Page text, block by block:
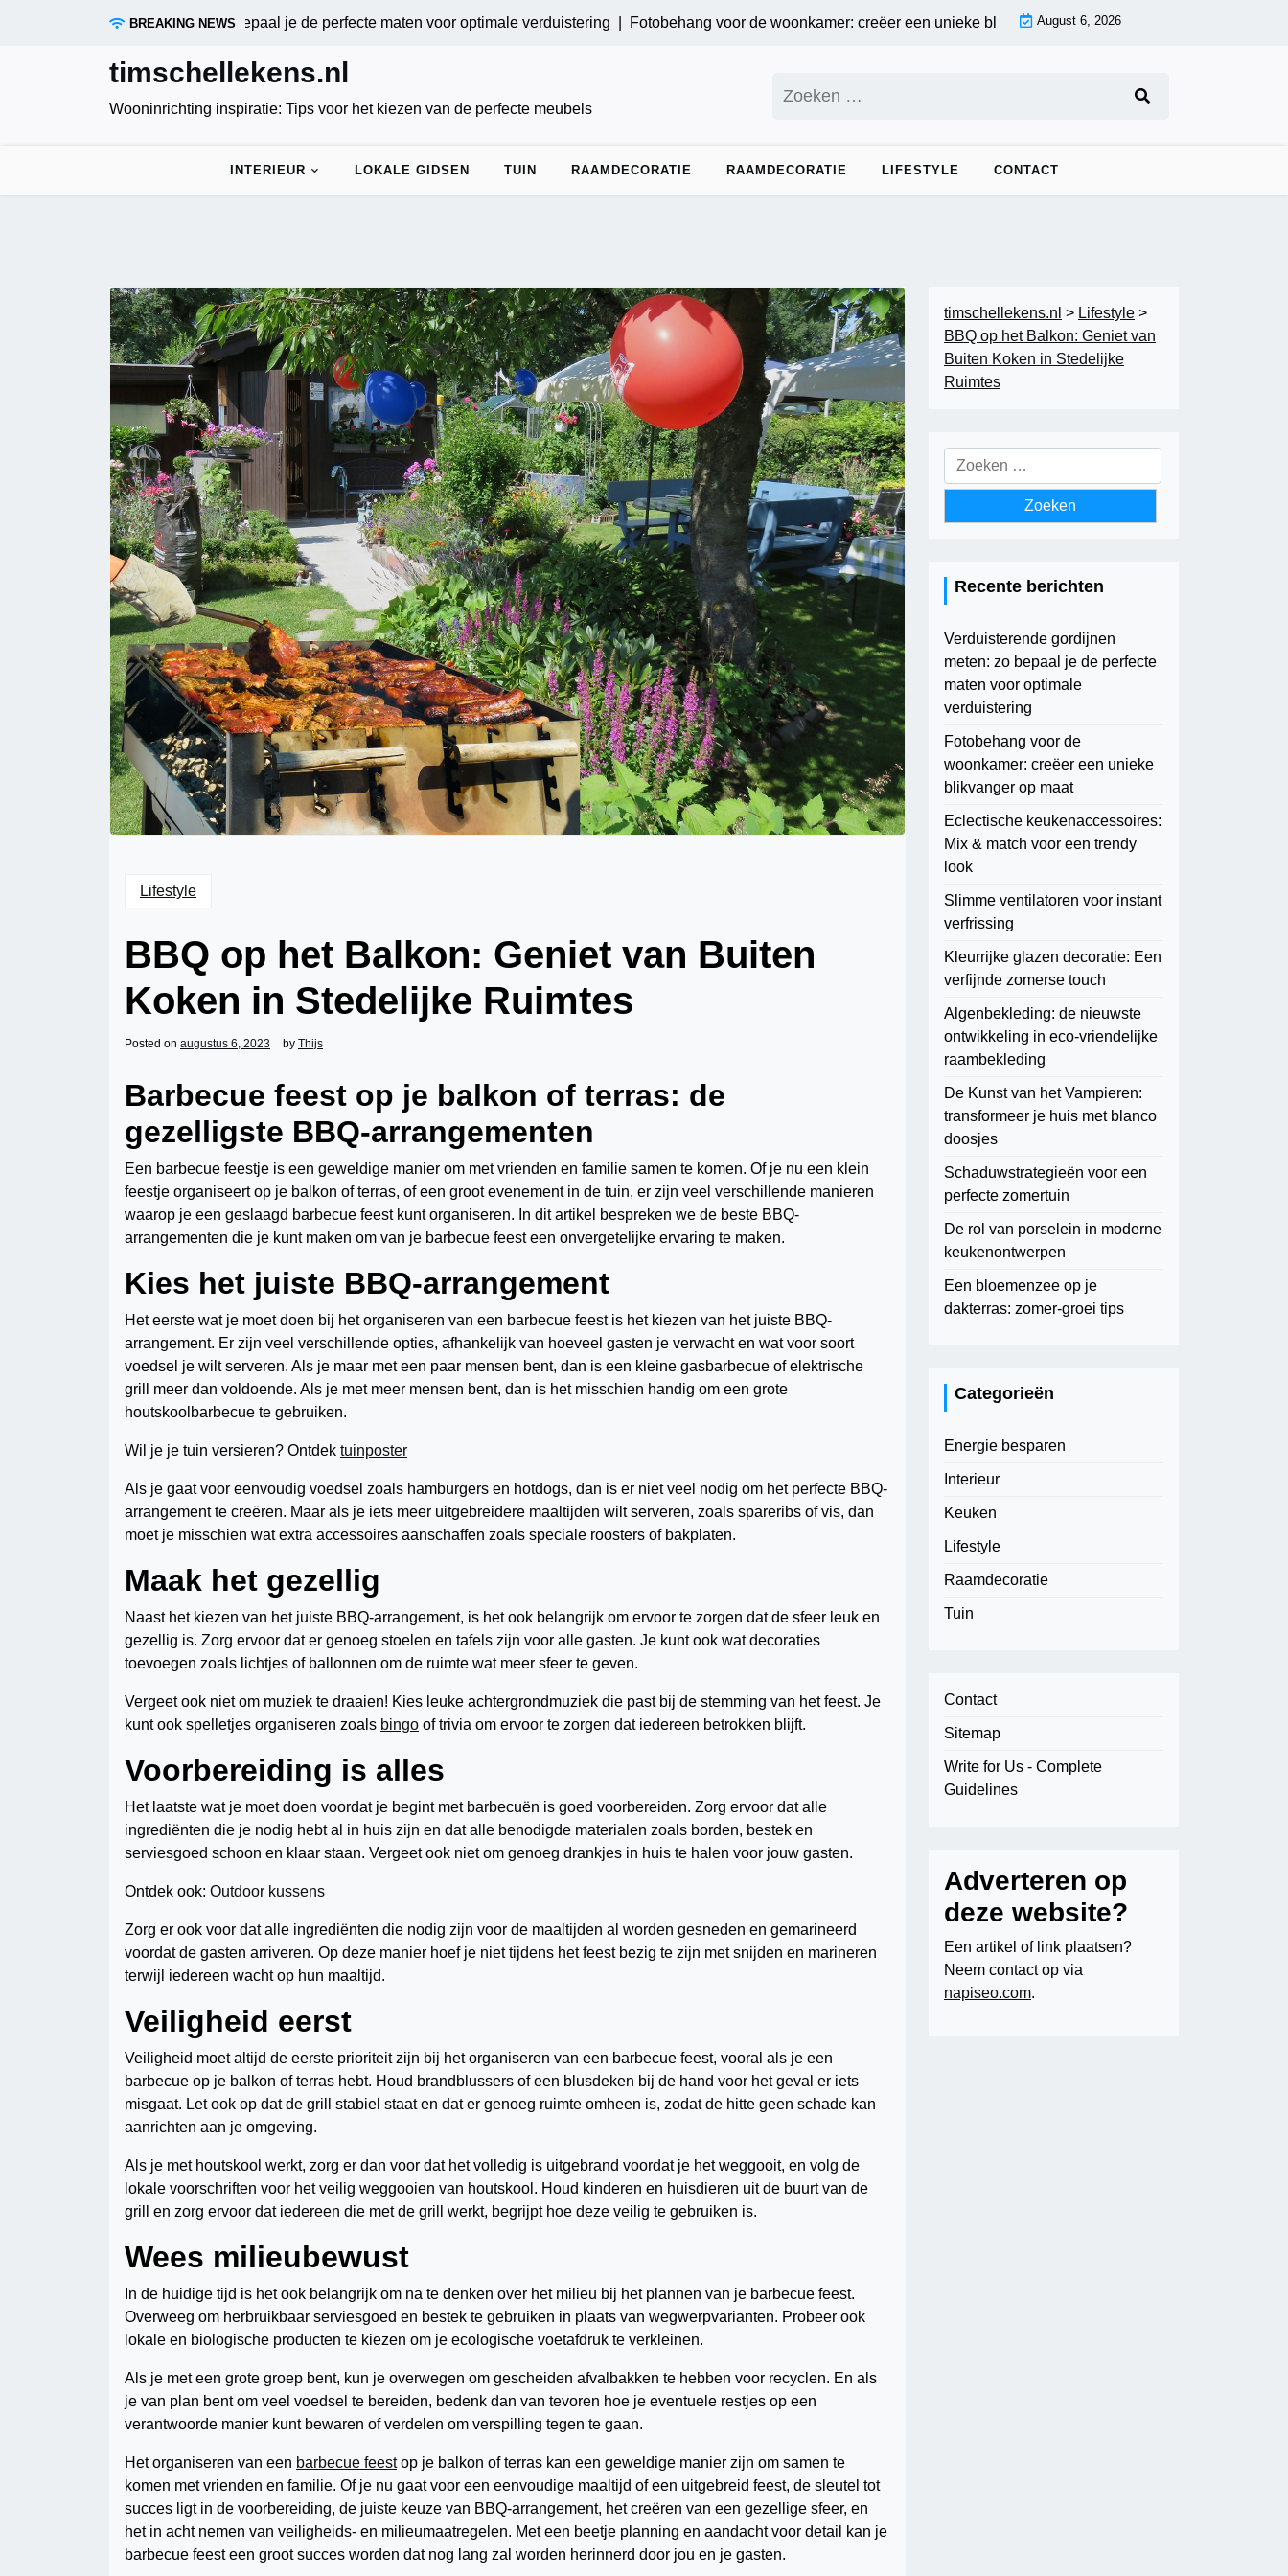
BREAKING NEWS
gordijnen meten: zo bepaal je de perfecte maten voor optimale verduistering |Fotobehang voor de woonkamer: creëer een unieke blikvanger op maat |Eclectische
August 6, 2026
timschellekens.nl
Wooninrichting inspiratie: Tips voor het kiezen van de perfecte meubels
naar:
INTERIEUR LOKALE GIDSEN TUIN RAAMDECORATIE RAAMDECORATIE LIFESTYLE CONTACT
Lifestyle
BBQ op het Balkon: Geniet van Buiten
Koken in Stedelijke Ruimtes
Posted on augustus 6, 2023 by Thijs
Barbecue feest op je balkon of terras: de
gezelligste BBQ-arrangementen
Een barbecue feestje is een geweldige manier om met vrienden en familie samen te komen. Of je nu een klein
feestje organiseert op je balkon of terras, of een groot evenement in de tuin, er zijn veel verschillende manieren
waarop je een geslaagd barbecue feest kunt organiseren. In dit artikel bespreken we de beste BBQ-
arrangementen die je kunt maken om van je barbecue feest een onvergetelijke ervaring te maken.
Kies het juiste BBQ-arrangement
Het eerste wat je moet doen bij het organiseren van een barbecue feest is het kiezen van het juiste BBQ-
arrangement. Er zijn veel verschillende opties, afhankelijk van hoeveel gasten je verwacht en wat voor soort
voedsel je wilt serveren. Als je maar met een paar mensen bent, dan is een kleine gasbarbecue of elektrische
grill meer dan voldoende. Als je met meer mensen bent, dan is het misschien handig om een grote
houtskoolbarbecue te gebruiken.
Wil je je tuin versieren? Ontdek tuinposter
Als je gaat voor eenvoudig voedsel zoals hamburgers en hotdogs, dan is er niet veel nodig om het perfecte BBQ-
arrangement te creëren. Maar als je iets meer uitgebreidere maaltijden wilt serveren, zoals spareribs of vis, dan
moet je misschien wat extra accessoires aanschaffen zoals speciale roosters of bakplaten.
Maak het gezellig
Naast het kiezen van het juiste BBQ-arrangement, is het ook belangrijk om ervoor te zorgen dat de sfeer leuk en
gezellig is. Zorg ervoor dat er genoeg stoelen en tafels zijn voor alle gasten. Je kunt ook wat decoraties
toevoegen zoals lichtjes of ballonnen om de ruimte wat meer sfeer te geven.
Vergeet ook niet om muziek te draaien! Kies leuke achtergrondmuziek die past bij de stemming van het feest. Je
kunt ook spelletjes organiseren zoals bingo of trivia om ervoor te zorgen dat iedereen betrokken blijft.
Voorbereiding is alles
Het laatste wat je moet doen voordat je begint met barbecuën is goed voorbereiden. Zorg ervoor dat alle
ingrediënten die je nodig hebt al in huis zijn en dat alle benodigde materialen zoals borden, bestek en
serviesgoed schoon en klaar staan. Vergeet ook niet om genoeg drankjes in huis te halen voor jouw gasten.
Ontdek ook: Outdoor kussens
Zorg er ook voor dat alle ingrediënten die nodig zijn voor de maaltijden al worden gesneden en gemarineerd
voordat de gasten arriveren. Op deze manier hoef je niet tijdens het feest bezig te zijn met snijden en marineren
terwijl iedereen wacht op hun maaltijd.
Veiligheid eerst
Veiligheid moet altijd de eerste prioriteit zijn bij het organiseren van een barbecue feest, vooral als je een
barbecue op je balkon of terras hebt. Houd brandblussers of een blusdeken bij de hand voor het geval er iets
misgaat. Let ook op dat de grill stabiel staat en dat er genoeg ruimte omheen is, zodat de hitte geen schade kan
aanrichten aan je omgeving.
Als je met houtskool werkt, zorg er dan voor dat het volledig is uitgebrand voordat je het weggooit, en volg de
lokale voorschriften voor het veilig weggooien van houtskool. Houd kinderen en huisdieren uit de buurt van de
grill en zorg ervoor dat iedereen die met de grill werkt, begrijpt hoe deze veilig te gebruiken is.
Wees milieubewust
In de huidige tijd is het ook belangrijk om na te denken over het milieu bij het plannen van je barbecue feest.
Overweeg om herbruikbaar serviesgoed en bestek te gebruiken in plaats van wegwerpvarianten. Probeer ook
lokale en biologische producten te kiezen om je ecologische voetafdruk te verkleinen.
Als je met een grote groep bent, kun je overwegen om gescheiden afvalbakken te hebben voor recyclen. En als
je van plan bent om veel voedsel te bereiden, bedenk dan van tevoren hoe je eventuele restjes op een
verantwoorde manier kunt bewaren of verdelen om verspilling tegen te gaan.
Het organiseren van een barbecue feestop je balkon of terras kan een geweldige manier zijn om samen te
komen met vrienden en familie. Of je nu gaat voor een eenvoudige maaltijd of een uitgebreid feest, de sleutel tot
succes ligt in de voorbereiding, de juiste keuze van BBQ-arrangement, het creëren van een gezellige sfeer, en
het in acht nemen van veiligheids- en milieumaatregelen. Met een beetje planning en aandacht voor detail kan je
barbecue feest een groot succes worden dat nog lang zal worden herinnerd door jou en je gasten.
timschellekens.nl > Lifestyle >
BBQ op het Balkon: Geniet van
Buiten Koken in Stedelijke
Ruimtes
Zoeken
naar:
Recente berichten
Verduisterende gordijnen
meten: zo bepaal je de perfecte
maten voor optimale
verduistering
Fotobehang voor de
woonkamer: creëer een unieke
blikvanger op maat
Eclectische keukenaccessoires:
Mix & match voor een trendy
look
Slimme ventilatoren voor instant
verfrissing
Kleurrijke glazen decoratie: Een
verfijnde zomerse touch
Algenbekleding: de nieuwste
ontwikkeling in eco-vriendelijke
raambekleding
De Kunst van het Vampieren:
transformeer je huis met blanco
doosjes
Schaduwstrategieën voor een
perfecte zomertuin
De rol van porselein in moderne
keukenontwerpen
Een bloemenzee op je
dakterras: zomer-groei tips
Categorieën
Energie besparen
Interieur
Keuken
Lifestyle
Raamdecoratie
Tuin
Contact
Sitemap
Write for Us - Complete
Guidelines
Adverteren op
deze website?
Een artikel of link plaatsen?
Neem contact op via
napiseo.com.